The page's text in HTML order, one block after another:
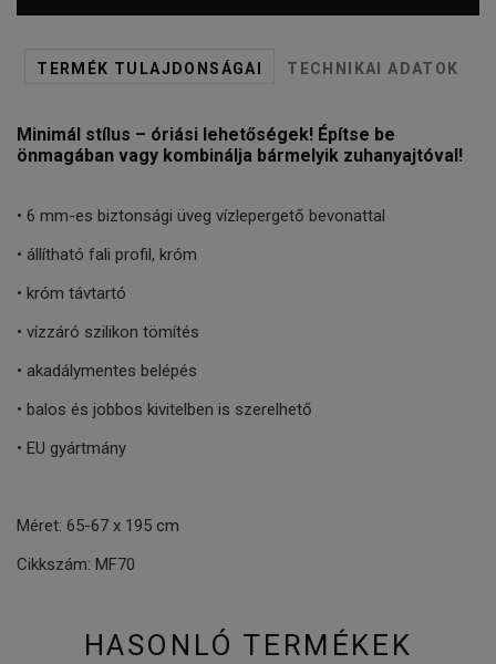
TERMÉK TULAJDONSÁGAI TECHNIKAI ADATOK
Minimál stílus – óriási lehetőségek! Építse be
önmagában vagy kombinálja bármelyik zuhanyajtóval!
• 6 mm-es biztonsági üveg vízlepergető bevonattal
• állítható fali profil, króm
• króm távtartó
• vízzáró szilikon tömítés
• akadálymentes belépés
• balos és jobbos kivitelben is szerelhető
• EU gyártmány
Méret: 65-67 x 195 cm
Cikkszám: MF70
HASONLÓ TERMÉKEK